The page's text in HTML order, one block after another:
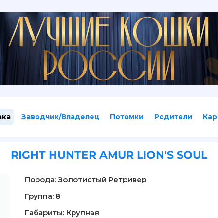
Заводчик/Владелец Потомки Родители
RIGHT HUNTER AMUR LION'S SOUL
Порода: Золотистый Ретривер
Группа: 8
Габариты: Крупная